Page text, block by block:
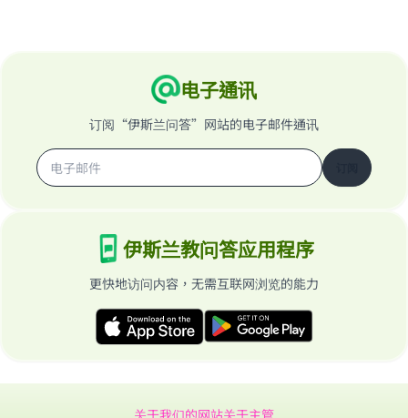
电子通讯
订阅“伊斯兰问答”网站的电子邮件通讯
伊斯兰教问答应用程序
更快地访问内容，无需互联网浏览的能力
关于我们的网站关于主管